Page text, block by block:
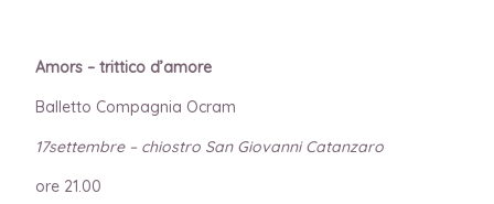
Amors – trittico d’amore
Balletto Compagnia Ocram
17settembre – chiostro San Giovanni Catanzaro
ore 21.00